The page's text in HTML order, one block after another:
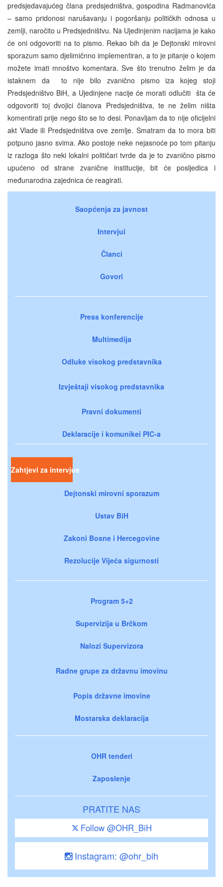
predsjedavajućeg člana predsjedništva, gospodina Radmanovića
– samo pridonosi narušavanju i pogoršanju političkih odnosa u
zemlji, naročito u Predsjedništvu. Na Ujedinjenim nacijama je kako
će oni odgovoriti na to pismo. Rekao bih da je Dejtonski mirovni
sporazum samo djelimičnno implementiran, a to je pitanje o kojem
možete imati mnoštvo komentara. Sve što trenutno želim je da
istaknem da to nije bilo zvanično pismo iza kojeg stoji
Predsjedništvo BiH, a Ujedinjene nacije će morati odlučiti šta će
odgovoriti toj dvojici članova Predsjedništva, te ne želim ništa
komentirati prije nego što se to desi. Ponavljam da to nije oficijelni
akt Vlade ili Predsjedništva ove zemlje. Smatram da to mora biti
potpuno jasno svima. Ako postoje neke nejasnoće po tom pitanju
iz razloga što neki lokalni političari tvrde da je to zvanično pismo
upućeno od strane zvanične institucije, bit će posljedica i
međunarodna zajednica će reagirati.
Saopćenja za javnost
Intervjui
Članci
Govori
Press konferencije
Multimedija
Odluke visokog predstavnika
Izvještaji visokog predstavnika
Pravni dokumenti
Deklaracije i komunikei PIC-a
Zahtjevi za intervjue
Dejtonski mirovni sporazum
Ustav BiH
Zakoni Bosne i Hercegovine
Rezolucije Vijeća sigurnosti
Program 5+2
Supervizija u Brčkom
Nalozi Supervizora
Radne grupe za državnu imovinu
Popis državne imovine
Mostarska deklaracija
OHR tenderi
Zaposlenje
PRATITE NAS
Follow @OHR_BiH
Instagram: @ohr_bih